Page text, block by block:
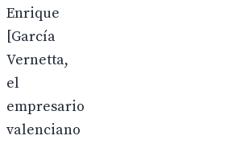
Enrique
[García
Vernetta,
el
empresario
valenciano